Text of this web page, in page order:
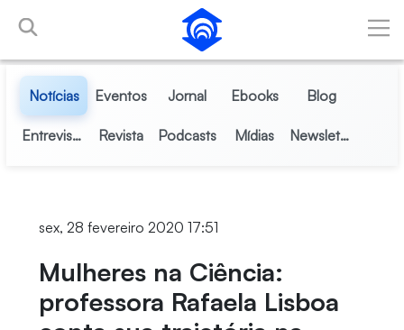
Pular para o Conteúdo principal
Notícias Eventos Jornal Ebooks Blog
Entrevistas Revista Podcasts Mídias Newsletter
sex, 28 fevereiro 2020 17:51
Mulheres na Ciência:
professora Rafaela Lisboa